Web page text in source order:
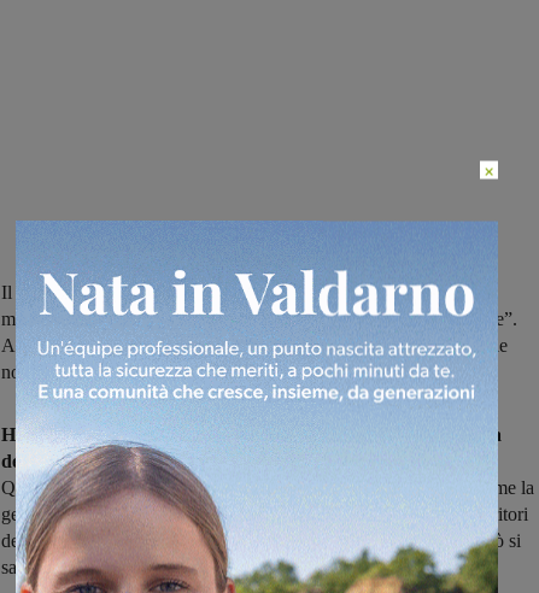
Il gruppo di opposizione di Montevarchi chiede che la giustizia si
muova in fretta. “Nel frattempo a noi spetta di vigilare rigidamente”.
Anche Leonardo Marras, capogruppo Pd in Regione, commenta le
notizie relative all’inchiesta e chiede a Enrico Rossi di riferire
Ha già suscitato le prime prese di posizioni politiche, la notizia
dell'arresto del Direttore generale di Ato Toscana Sud.
Quell'inchiesta riguarda infatti un settore importante e delicato come la
gestione dei rifiuti, appaltata nel 2013 a Sei Toscana per tutti i territori
della provincia di Arezzo, Siena e Grosseto. Per gli inquirenti però si
sarebbe trattato di una gara truccata.
×